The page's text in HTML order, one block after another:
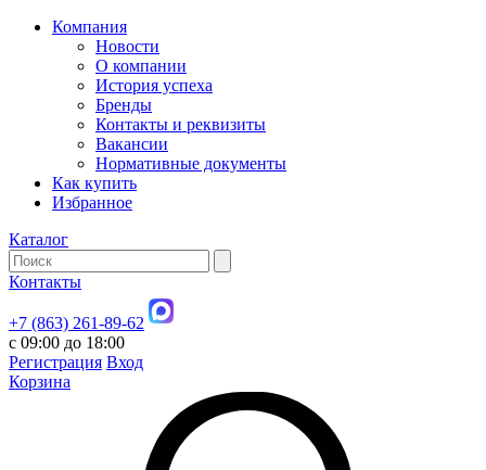
Компания
Новости
О компании
История успеха
Бренды
Контакты и реквизиты
Вакансии
Нормативные документы
Как купить
Избранное
Каталог
Контакты
+7 (863) 261-89-62
с 09:00 до 18:00
Регистрация Вход
Корзина